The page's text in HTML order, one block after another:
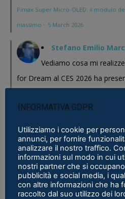
Pimax Super Micro-OLED: il modulo
massimo · 5 March 2026
Stefano Emilio
Vediamo cosa mi
for Dream al CES 2026 ha
sostanza i prodotti cinesi...
Quest - VR ITALIA ·25 February 2026
Fabio
Se fosse disponibile lo
Samsung Galaxy XR è realtà, ma ne
INFORMATIVA GDPR
Utilizziamo i cookie per
annunci, per fornire
analizzare il nostro traffico.
informazioni sul modo in cui
nostri partner che si
pubblicità e social media, i
con altre informazioni che ha
raccolto dal suo utilizzo dei